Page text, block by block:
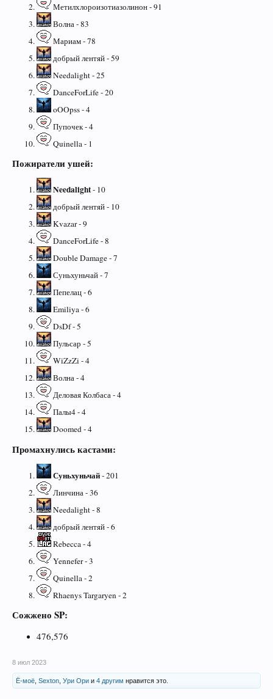
Метилхлороизотиазолинон - 91
Волна - 83
Мариам - 78
добрый лентяй - 59
Needalight - 25
DanceForLife - 20
oOOpss - 4
Пупочек - 4
Quinella - 1
Пожиратели ушей:
Needalight- 10
добрый лентяй - 10
Kvazar - 9
DanceForLife - 8
Double Damage - 7
Суньхуньчай - 7
Пепелац - 6
Emiliya - 6
DsDf - 5
Пульсар - 5
WiZzZi - 4
Волна - 4
Деловая Колбаса - 4
Палы4 - 4
Doomed - 4
Промахнулись кастами:
Суньхуньчай- 201
Линчина - 36
Needalight - 8
добрый лентяй - 6
Rebecca - 4
Yennefer - 3
Quinella - 2
Rhaenys Targaryen - 2
Сожжено SP:
476,576
8 июл 2023
Ё-моё Sexton Ури Ори и 4 другим нравится это.